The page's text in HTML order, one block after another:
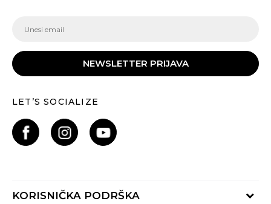
NEWSLETTER PRIJAVA
LET’S SOCIALIZE
KORISNIČKA PODRŠKA